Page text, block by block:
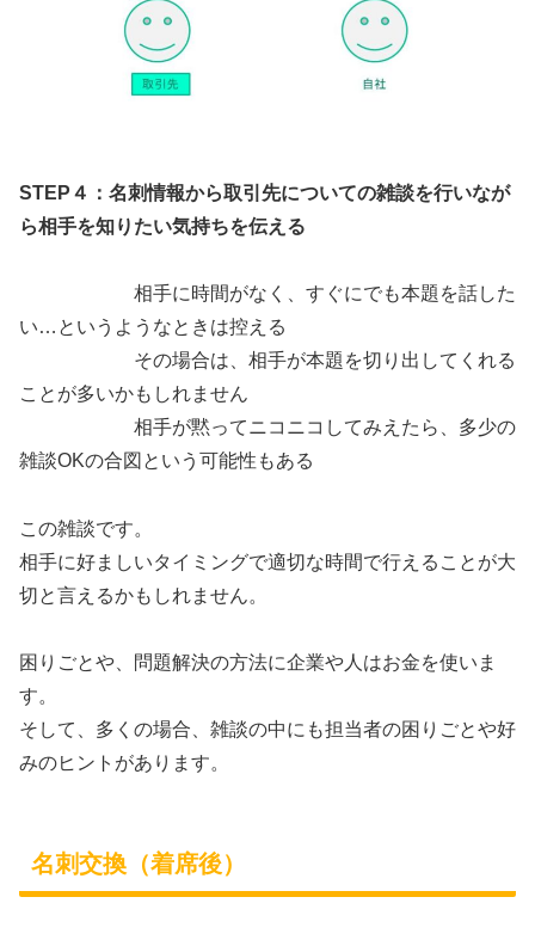
STEP４： 名刺情報から取引先についての雑談を行いなが
ら相手を知りたい気持ちを伝える
相手に時間がなく、すぐにでも本題を話した
い…というようなときは控える
その場合は、相手が本題を切り出してくれる
ことが多いかもしれません
相手が黙ってニコニコしてみえたら、多少の
雑談OKの合図という可能性もある
この雑談です。
相手に好ましいタイミングで適切な時間で行えることが大
切と言えるかもしれません。
困りごとや、問題解決の方法に企業や人はお金を使いま
す。
そして、多くの場合、雑談の中にも担当者の困りごとや好
みのヒントがあります。
名刺交換（着席後）